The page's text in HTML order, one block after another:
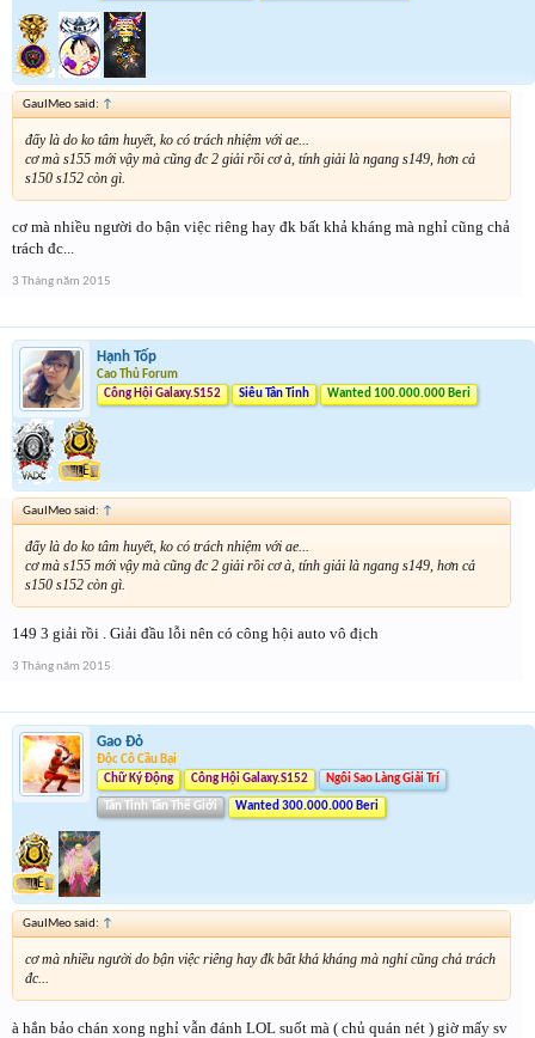
GauIMeo said: ↑
đấy là do ko tâm huyết, ko có trách nhiệm với ae...
cơ mà s155 mới vậy mà cũng đc 2 giải rồi cơ à, tính giải là ngang s149, hơn cả
s150 s152 còn gì.
cơ mà nhiều người do bận việc riêng hay đk bất khả kháng mà nghỉ cũng chả
trách đc...
3 Tháng năm 2015
Hạnh Tốp
Cao Thủ Forum
Công Hội Galaxy.S152
Siêu Tân Tinh Wanted 100.000.000 Beri
GauIMeo said: ↑
đấy là do ko tâm huyết, ko có trách nhiệm với ae...
cơ mà s155 mới vậy mà cũng đc 2 giải rồi cơ à, tính giải là ngang s149, hơn cả
s150 s152 còn gì.
149 3 giải rồi . Giải đầu lỗi nên có công hội auto vô địch
3 Tháng năm 2015
Gao Đỏ
Độc Cô Cầu Bại
Chữ Ký Động
Công Hội Galaxy.S152 Ngôi Sao Làng Giải Trí
Tân Tinh Tân Thế Giới Wanted 300.000.000 Beri
GauIMeo said: ↑
cơ mà nhiều người do bận việc riêng hay đk bất khả kháng mà nghỉ cũng chả trách
đc...
à hắn bảo chán xong nghỉ vẫn đánh LOL suốt mà ( chủ quán nét ) giờ mấy sv